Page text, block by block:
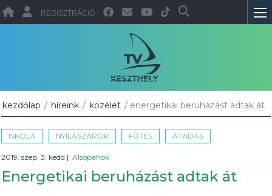
REGISZTRÁCIÓ
kezdőlap / híreink / közélet / energetikai beruházást adtak át
ISKOLA NYÍLÁSZÁRÓK FŰTÉS ÁTADÁS
2019. szep. 3. kedd | Alsópáhok
Energetikai beruházást adtak át